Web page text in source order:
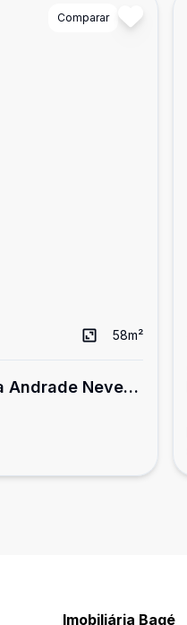
Comparar
58m²
Andrade Neves,
Imobiliária Bagé